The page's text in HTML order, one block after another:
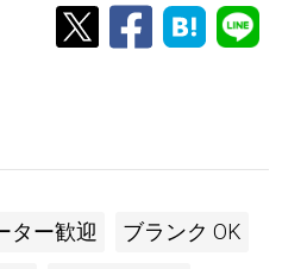
ター歓迎 ブランク OK